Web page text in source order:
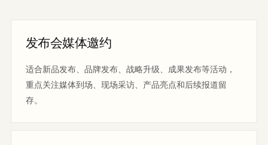
发布会媒体邀约
适合新品发布、品牌发布、战略升级、成果发布等活动，
重点关注媒体到场、现场采访、产品亮点和后续报道留
存。